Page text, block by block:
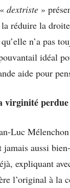
dextriste »
réduire la
n’a pas
idéal
aide pour
virginité perdue
Luc
aussi
expliquant
l’original à la